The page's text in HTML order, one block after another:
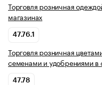
Торговля розничная
магазинах
47.76.1
Торговля розничная
семенами и удобрениями в
47.78